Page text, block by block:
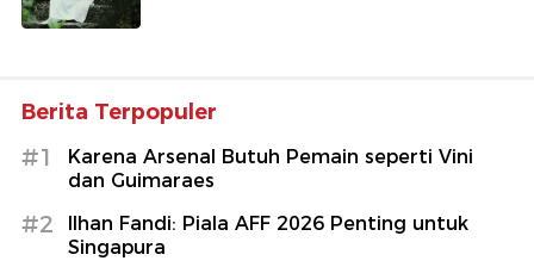
Berita Terpopuler
#1
Karena Arsenal Butuh Pemain seperti Vini
dan Guimaraes
#2
Ilhan Fandi: Piala AFF 2026 Penting untuk
Singapura